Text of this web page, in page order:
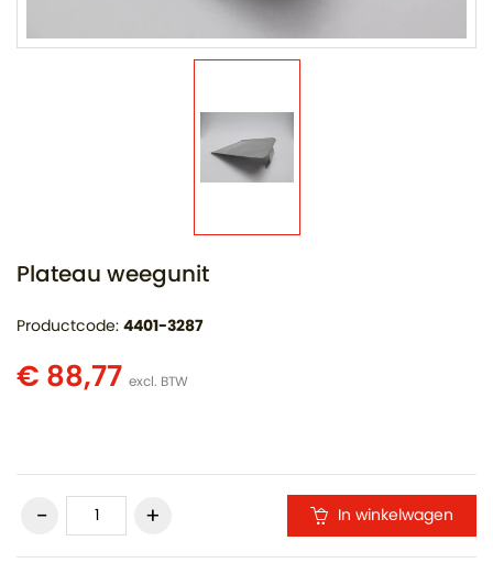
Plateau weegunit
Productcode: 4401-3287
€ 88,77 excl. BTW
In winkelwagen